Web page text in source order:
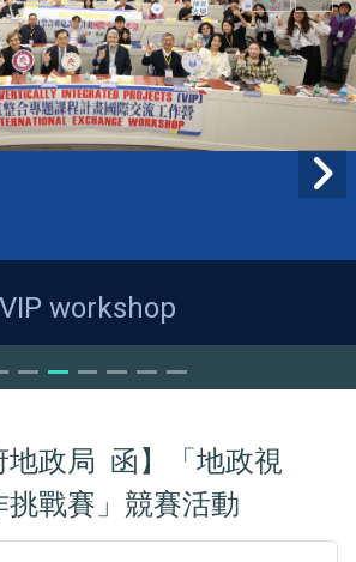
VIP workshop
地政局 函】「地政視
戰賽」競賽活動